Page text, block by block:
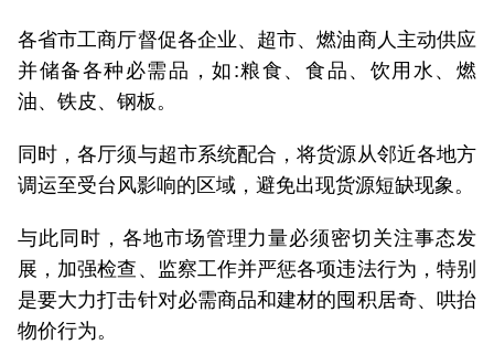
各省市工商厅督促各企业、超市、燃油商人主动供应
并储备各种必需品，如:粮食、食品、饮用水、燃
油、铁皮、钢板。
同时，各厅须与超市系统配合，将货源从邻近各地方
调运至受台风影响的区域，避免出现货源短缺现象。
与此同时，各地市场管理力量必须密切关注事态发
展，加强检查、监察工作并严惩各项违法行为，特别
是要大力打击针对必需商品和建材的囤积居奇、哄抬
物价行为。